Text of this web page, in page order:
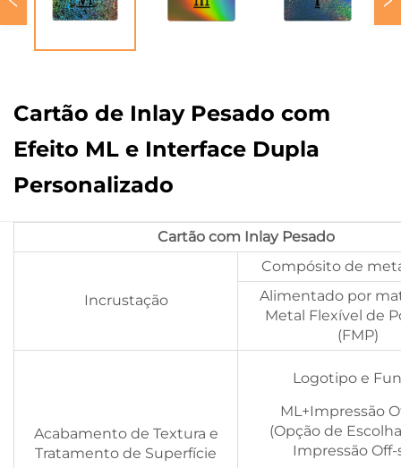
Cartão de Inlay Pesado com
Efeito ML e Interface Dupla
Personalizado
Cartão com Inlay Pesado
Incrustação
Compósito de
Alimentado por
Metal Flexível de
(FMP)
Acabamento de Textura e
Tratamento de Superfície
Logotipo e
ML+Impressão
(Opção de
Impressão Off-